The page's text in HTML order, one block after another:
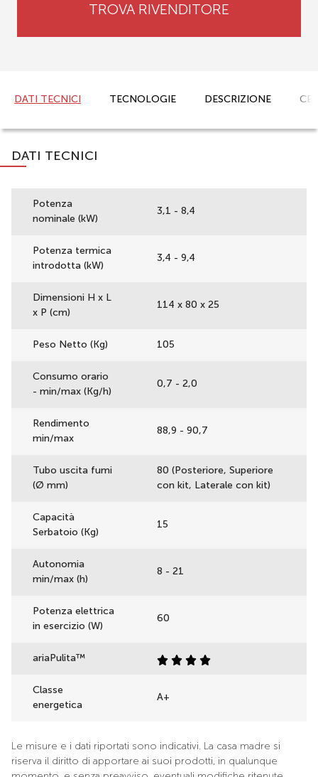
TROVA RIVENDITORE
DATI TECNICI TECNOLOGIE DESCRIZIONE
DATI TECNICI
Potenza
nominale (kW)
3,1 - 8,4
Potenza termica
introdotta (kW)
3,4 - 9,4
Dimensioni H x L
x P (cm)
114 x 80 x 25
Peso Netto (Kg) 105
Consumo orario
- min/max (Kg/h)
0,7 - 2,0
Rendimento
min/max
88,9 - 90,7
Tubo uscita fumi
(Ø mm)
80 (Posteriore, Superiore
con kit, Laterale con kit)
Capacità
Serbatoio (Kg)
15
Autonomia
min/max (h)
8 - 21
Potenza elettrica
in esercizio (W)
60
ariaPulita™
Classe
energetica
A+
Le misure e i dati riportati sono indicativi. La casa madre si
riserva il diritto di apportare ai suoi prodotti, in qualunque